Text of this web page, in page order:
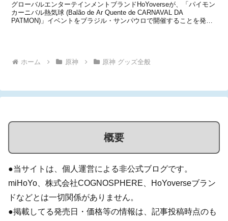
グローバルエンターテインメントブランドHoYoverseが、「パイモン
カーニバル熱気球 (Balão de Ar Quente de CARNAVAL DA
PATMON)」イベントをブラジル・サンパウロで開催することを発表
ホーム 原神 原神 グッズ全般
概要
●当サイトは、個人運営による非公式ブログです。
miHoYo、株式会社COGNOSPHERE、HoYoverseブラン
ドなどとは一切関係がありません。
●掲載してる発売日・価格等の情報は、記事投稿時点のも